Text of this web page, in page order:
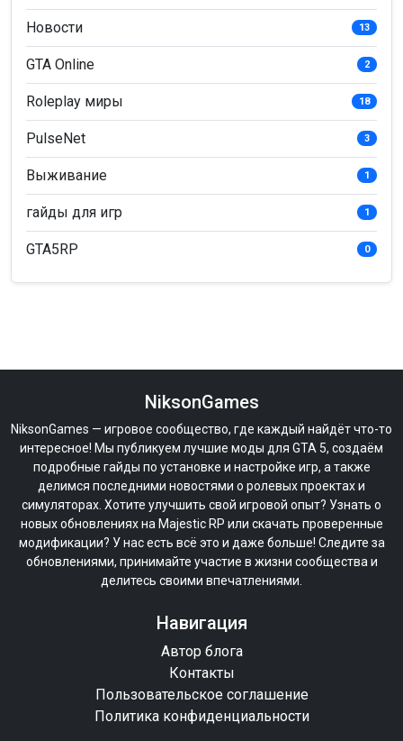
Новости 13
GTA Online 2
Roleplay миры 18
PulseNet 3
Выживание 1
гайды для игр 1
GTA5RP 0
NiksonGames
NiksonGames — игровое сообщество, где каждый найдёт что-то
интересное! Мы публикуем лучшие моды для GTA 5, создаём
подробные гайды по установке и настройке игр, а также
делимся последними новостями о ролевых проектах и
симуляторах. Хотите улучшить свой игровой опыт? Узнать о
новых обновлениях на Majestic RP или скачать проверенные
модификации? У нас есть всё это и даже больше! Следите за
обновлениями, принимайте участие в жизни сообщества и
делитесь своими впечатлениями.
Навигация
Автор блога
Контакты
Пользовательское соглашение
Политика конфиденциальности